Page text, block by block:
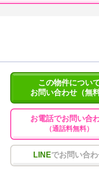
この物件につい
お問い合わせ（無料
お電話でお問い合
（通話料無料）
LINEでお問い合